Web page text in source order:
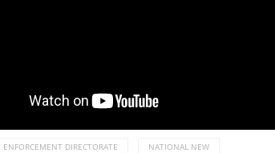
ENFORCEMENT DIRECTORATE NATIONAL NEW